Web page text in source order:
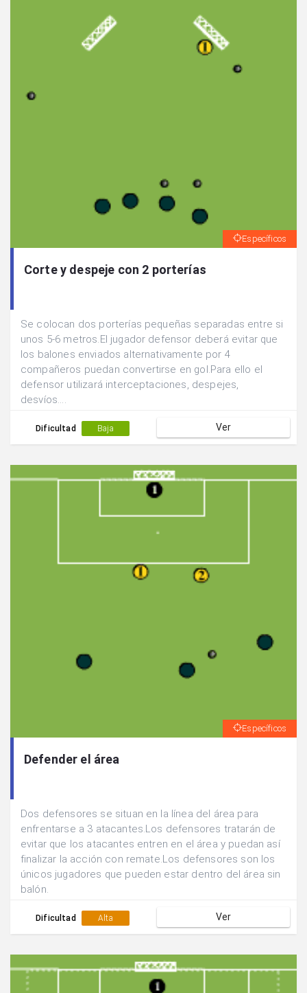
Específicos
Corte y despeje con 2 porterías
Se colocan dos porterías pequeñas separadas entre si
unos 5-6 metros.El jugador defensor deberá evitar que
los balones enviados alternativamente por 4
compañeros puedan convertirse en gol.Para ello el
defensor utilizará interceptaciones, despejes,
desvíos....
Dificultad Baja Ver
Específicos
Defender el área
Dos defensores se situan en la línea del área para
enfrentarse a 3 atacantes.Los defensores tratarán de
evitar que los atacantes entren en el área y puedan así
finalizar la acción con remate.Los defensores son los
únicos jugadores que pueden estar dentro del área sin
balón.
Dificultad Alta Ver